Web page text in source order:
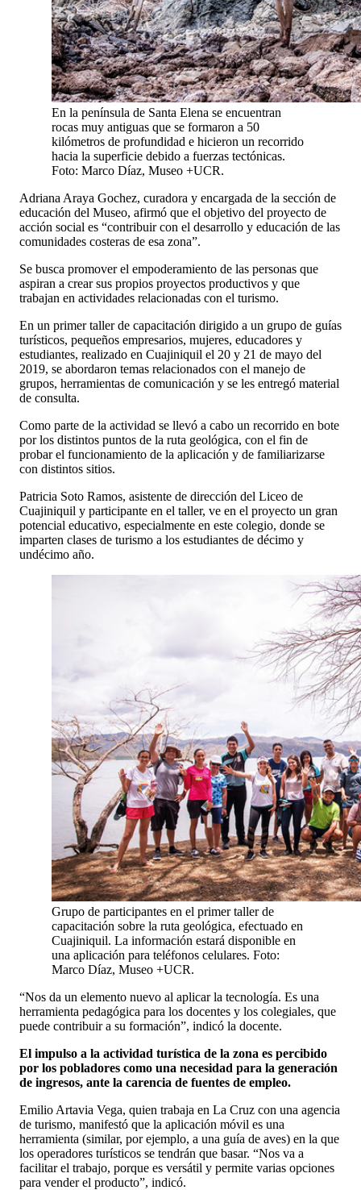
En la península de Santa Elena se encuentran
rocas muy antiguas que se formaron a 50
kilómetros de profundidad e hicieron un recorrido
hacia la superficie debido a fuerzas tectónicas.
Foto: Marco Díaz, Museo +UCR.
Adriana Araya Gochez, curadora y encargada de la sección de
educación del Museo, afirmó que el objetivo del proyecto de
acción social es “contribuir con el desarrollo y educación de las
comunidades costeras de esa zona”.
Se busca promover el empoderamiento de las personas que
aspiran a crear sus propios proyectos productivos y que
trabajan en actividades relacionadas con el turismo.
En un primer taller de capacitación dirigido a un grupo de guías
turísticos, pequeños empresarios, mujeres, educadores y
estudiantes, realizado en Cuajiniquil el 20 y 21 de mayo del
2019, se abordaron temas relacionados con el manejo de
grupos, herramientas de comunicación y se les entregó material
de consulta.
Como parte de la actividad se llevó a cabo un recorrido en bote
por los distintos puntos de la ruta geológica, con el fin de
probar el funcionamiento de la aplicación y de familiarizarse
con distintos sitios.
Patricia Soto Ramos, asistente de dirección del Liceo de
Cuajiniquil y participante en el taller, ve en el proyecto un gran
potencial educativo, especialmente en este colegio, donde se
imparten clases de turismo a los estudiantes de décimo y
undécimo año.
Grupo de participantes en el primer taller de
capacitación sobre la ruta geológica, efectuado en
Cuajiniquil. La información estará disponible en
una aplicación para teléfonos celulares. Foto:
Marco Díaz, Museo +UCR.
“Nos da un elemento nuevo al aplicar la tecnología. Es una
herramienta pedagógica para los docentes y los colegiales, que
puede contribuir a su formación”, indicó la docente.
El impulso a la actividad turística de la zona es percibido
por los pobladores como una necesidad para la generación
de ingresos, ante la carencia de fuentes de empleo.
Emilio Artavia Vega, quien trabaja en La Cruz con una agencia
de turismo, manifestó que la aplicación móvil es una
herramienta (similar, por ejemplo, a una guía de aves) en la que
los operadores turísticos se tendrán que basar. “Nos va a
facilitar el trabajo, porque es versátil y permite varias opciones
para vender el producto”, indicó.